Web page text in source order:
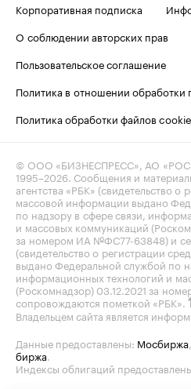
Корпоративная подписка
О соблюдении авторских прав
Пользовательское соглашение
Политика в отношении обработки
Политика обработки файлов cookie
© ООО «БИЗНЕСПРЕСС», АО
1995–2026. Сообщения и
агентства «РБК» (свидетельство о
массовой информации выдано
по надзору в сфере связи,
и массовых коммуникаций
за номером ИА №ФС77-63848) и
(свидетельство о регистрации
выдано Федеральной службой по
информационных технологий и
(Роскомнадзор) 03.12.2021 за
сопровождаются пометкой «РБК».
Владельцем сайта является
Данные предоставлены: Мосбиржа,
биржа.
Индексы облигаций